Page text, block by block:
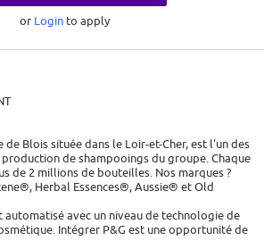
or Loginto apply
de Blois située dans le Loir-et-Cher, est l'un des
de shampooings du groupe. Chaque
de 2 millions de bouteilles. Nos marques ?
Herbal Essences®, Aussie® et Old
avec un niveau de technologie de
Intégrer P&G est une opportunité de